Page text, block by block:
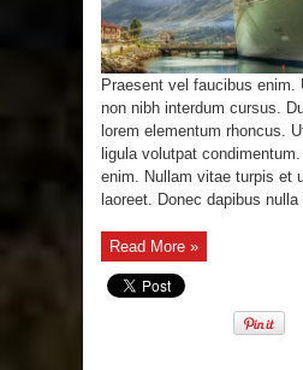
Praesent vel faucibus enim.
non nibh interdum cursus.
lorem elementum rhoncus.
ligula volutpat
enim. Nullam vitae turpis et
laoreet. Donec dapibus nulla
Read More »